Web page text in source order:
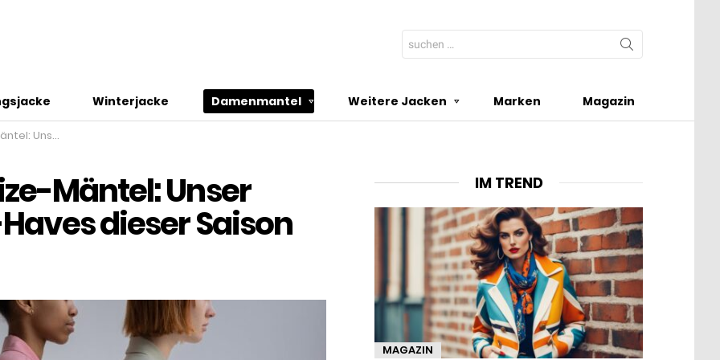
Search
for:
Winterjacke Damenmantel Weitere Jacken Marken Magazin
dieser Saison
Mäntel: Unser
dieser Saison
IM TREND
MAGAZIN